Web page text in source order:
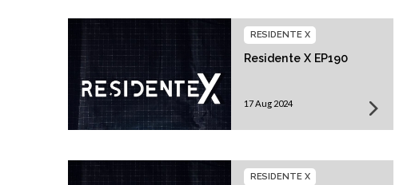
Residente X EP190
RESIDENTE X
17 Aug 2024
RESIDENTE X